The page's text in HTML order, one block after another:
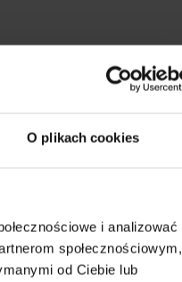
O plikach cookies
i analizować
społecznościowym,
od Ciebie lub